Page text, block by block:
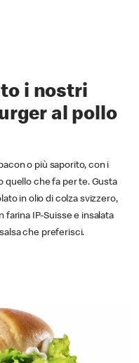
i nostri
al pollo
o più saporito, con i
quello che fa per te. Gusta
in olio di colza svizzero,
IP-Suisse e insalata
che preferisci.